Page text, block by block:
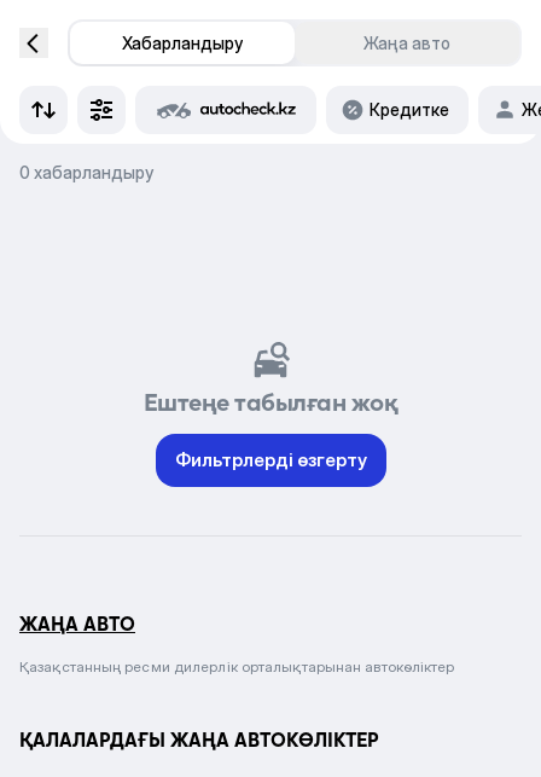
Хабарландыру Жаңа авто
Кредитке
0 хабарландыру
Ештеңе табылған жоқ
Фильтрлерді өзгерту
ЖАҢА АВТО
Қазақстанның ресми дилерлік орталықтарынан автокөліктер
ҚАЛАЛАРДАҒЫ ЖАҢА АВТОКӨЛІКТЕР